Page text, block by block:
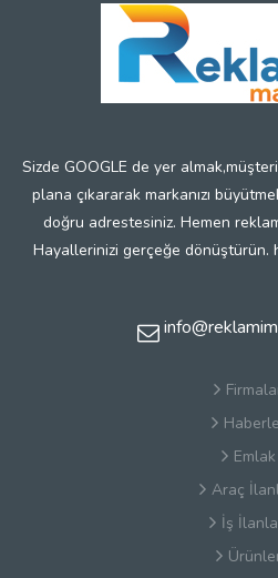
Sizde GOOGLE de yer
plana çıkararak markanızı
doğru adrestesiniz. Hemen
Hayallerinizi gerçeğe dönüştürün.
Emlak
Araç
İş